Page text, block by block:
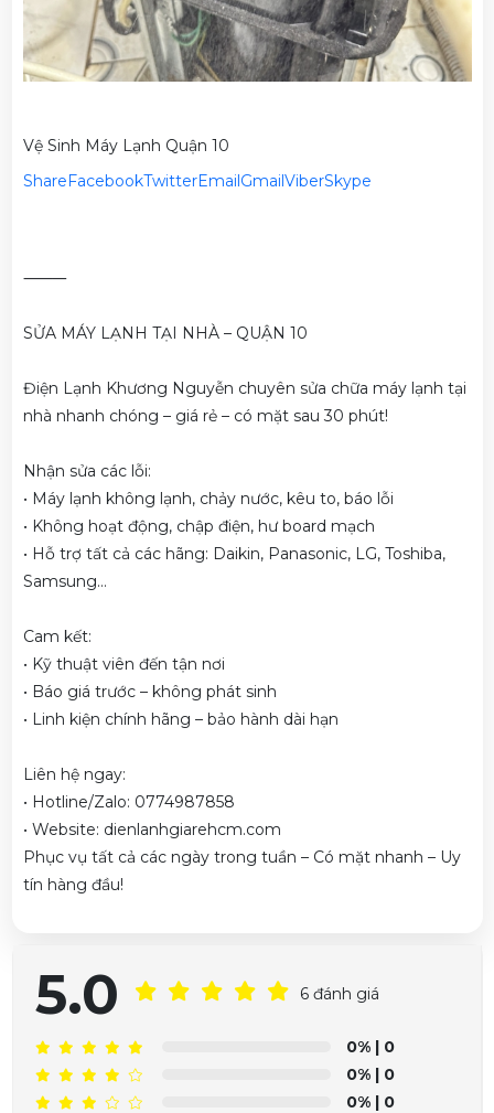
Vệ Sinh Máy Lạnh Quận 10
ShareFacebookTwitterEmailGmailViberSkype
⸻
SỬA MÁY LẠNH TẠI NHÀ – QUẬN 10
Điện Lạnh Khương Nguyễn chuyên sửa chữa máy lạnh tại
nhà nhanh chóng – giá rẻ – có mặt sau 30 phút!
Nhận sửa các lỗi:
• Máy lạnh không lạnh, chảy nước, kêu to, báo lỗi
• Không hoạt động, chập điện, hư board mạch
• Hỗ trợ tất cả các hãng: Daikin, Panasonic, LG, Toshiba,
Samsung…
Cam kết:
• Kỹ thuật viên đến tận nơi
• Báo giá trước – không phát sinh
• Linh kiện chính hãng – bảo hành dài hạn
Liên hệ ngay:
• Hotline/Zalo: 0774987858
• Website: dienlanhgiarehcm.com
Phục vụ tất cả các ngày trong tuần – Có mặt nhanh – Uy
tín hàng đầu!
5.0 6 đánh giá
0% | 0
0% | 0
0% | 0